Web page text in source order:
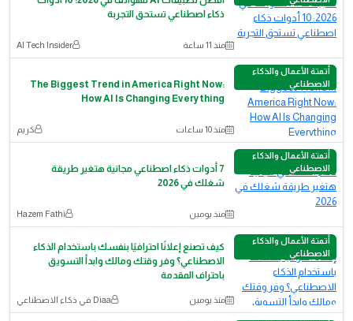
ذكاء اصطناعي تستحق التجربة
منذ 11 ساعة AI Tech Insider
أتمتة الأعمال والذكاء
الاصطناعي
The Biggest Trend in America Right Now:
How AI Is Changing Everything
منذ 10 ساعات كريم
أتمتة الأعمال والذكاء
الاصطناعي
7 أدوات ذكاء اصطناعي مجانية هتغير طريقة
شغلك في 2026
منذ يومين Hazem Fathi
أتمتة الأعمال والذكاء
الاصطناعي
كيف تصنع إعلانًا احترافيًا بنفسك باستخدام الذكاء
الاصطناعي؟ وفر وقتك ومالك وابدأ التسويق
باحتراف المقدمة
منذ يومين Diaa في ذكاء الاصطناعي